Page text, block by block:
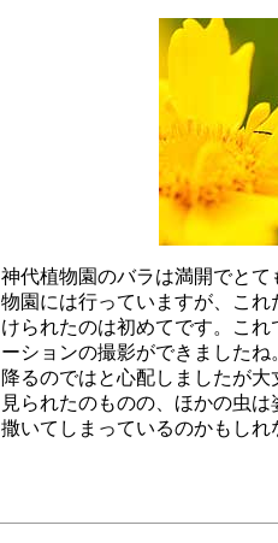
神代植物園のバラは満開でと
物園には行っていますが、こ
けられたのは初めてです。こ
ーションの撮影ができました
降るのではと心配しましたが
見られたのものの、ほかの虫